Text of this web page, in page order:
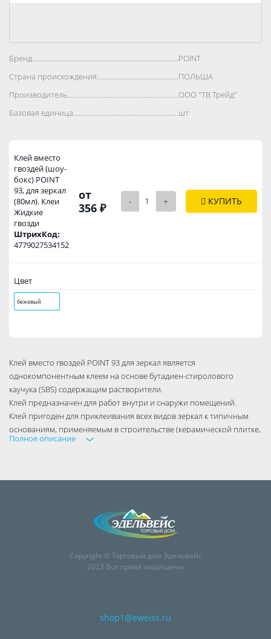
Бренд..................................................................................POINT
Страна происхождения..................................................................................
ПОЛЬША
Производитель..................................................................................
ООО "ТВ Трейд"
Базовая единица..................................................................................
шт
Клей вместо
гвоздей (шоу-
бокс) POINT
93, для зеркал
(80мл). Клеи
Жидкие
гвозди
ШтрихКод:
4779027534152
от
356 ₽
- + КУПИТЬ
Цвет
бежевый
Клей вместо гвоздей POINT 93 для зеркал является
однокомпонентным клеем на основе бутадиен-стиролового
каучука (SBS) содержащим растворители.
Клей предназначен для работ внутри и снаружи помещений.
Клей пригоден для приклеивания всех видов зеркал к типичным
основаниям, применяемым в строительстве (керамической плитке,
древесине, бетону, металлу, гипсо-картонным плитам).
Цвет: бежевый
Материалы: камень, бетон, гипсокартон, дерево, керамическая
плитка, керамика, ПВХ и другие пластики, стекло, металлы
Назначение: остекление, витрины, панели, молдинги, гипсовый
Свойства: эластичный, водостойкий
Полное описание
Copyright © Торговый дом Эдельвейс
2023 Все права защищены
shop1@eweiss.ru